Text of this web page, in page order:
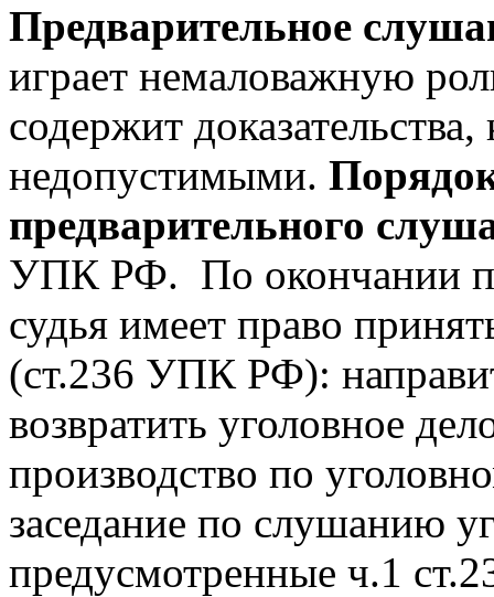
Предварительное
играет немаловажную
содержит
недопустимыми.
предварительного
УПК РФ. По окончании
судья имеет право
(ст.236 УПК РФ):
возвратить уголовное
производство по
заседание по слушанию
предусмотренные ч.1